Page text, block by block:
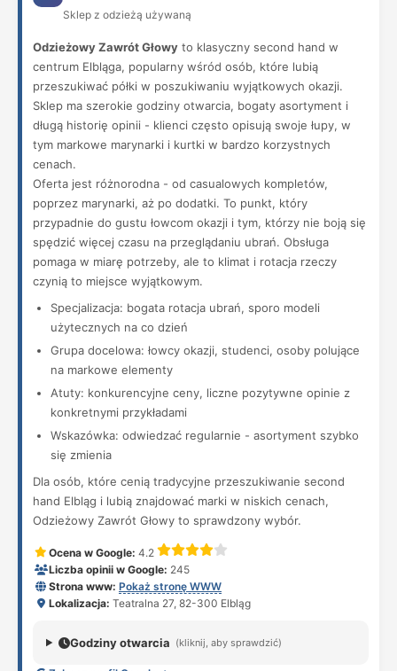
Sklep z odzieżą używaną
Odzieżowy Zawrót Głowy to klasyczny second hand w
centrum Elbląga, popularny wśród osób, które lubią
przeszukiwać półki w poszukiwaniu wyjątkowych okazji.
Sklep ma szerokie godziny otwarcia, bogaty asortyment i
długą historię opinii - klienci często opisują swoje łupy, w
tym markowe marynarki i kurtki w bardzo korzystnych
cenach.
Oferta jest różnorodna - od casualowych kompletów,
poprzez marynarki, aż po dodatki. To punkt, który
przypadnie do gustu łowcom okazji i tym, którzy nie boją się
spędzić więcej czasu na przeglądaniu ubrań. Obsługa
pomaga w miarę potrzeby, ale to klimat i rotacja rzeczy
czynią to miejsce wyjątkowym.
Specjalizacja: bogata rotacja ubrań, sporo modeli
użytecznych na co dzień
Grupa docelowa: łowcy okazji, studenci, osoby polujące
na markowe elementy
Atuty: konkurencyjne ceny, liczne pozytywne opinie z
konkretnymi przykładami
Wskazówka: odwiedzać regularnie - asortyment szybko
się zmienia
Dla osób, które cenią tradycyjne przeszukiwanie second
hand Elbląg i lubią znajdować marki w niskich cenach,
Odzieżowy Zawrót Głowy to sprawdzony wybór.
Ocena w Google: 4.2
Liczba opinii w Google: 245
Strona www: Pokaż stronę WWW
Lokalizacja: Teatralna 27, 82-300 Elbląg
Godziny otwarcia (kliknij, aby sprawdzić)